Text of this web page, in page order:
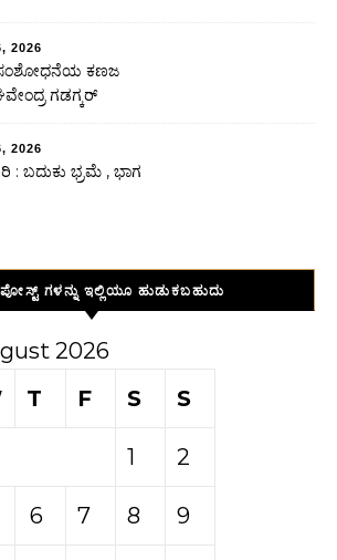
2026
ಕಣಜ
ಗಡಗ್ಕರ್
2026
: ಬದುಕು ಭ್ರಮೆ , ಭಾಗ
ಗಳನ್ನು ಇಲ್ಲಿಯೂ ಹುಡುಕಬಹುದು
2026
T F S S
1 2
6 7 8 9